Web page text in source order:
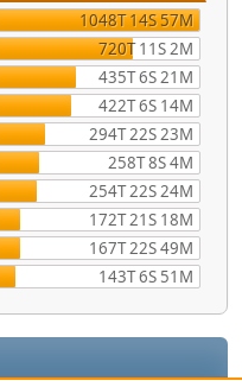
1048T 14S 57M
720T 11S 2M
435T 6S 21M
422T 6S 14M
294T 22S 23M
258T 8S 4M
254T 22S 24M
172T 21S 18M
167T 22S 49M
143T 6S 51M